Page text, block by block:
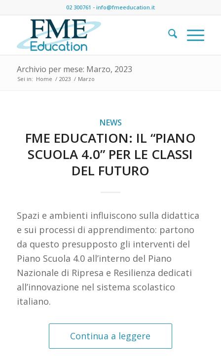
02 300761 - info@fmeeducation.it
Archivio per mese: Marzo, 2023
Sei in: Home / 2023 / Marzo
NEWS
FME EDUCATION: IL “PIANO
SCUOLA 4.0” PER LE CLASSI
DEL FUTURO
Spazi e ambienti influiscono sulla didattica
e sui processi di apprendimento: partono
da questo presupposto gli interventi del
Piano Scuola 4.0 all’interno del Piano
Nazionale di Ripresa e Resilienza dedicati
all’innovazione nel sistema scolastico
italiano.
Continua a leggere